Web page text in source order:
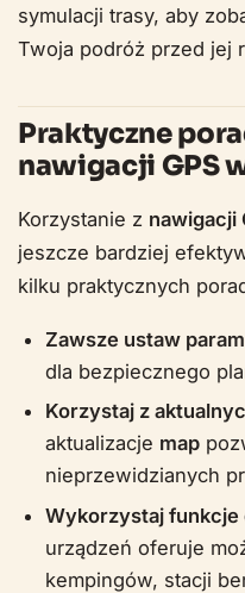
symulacji trasy, aby
Twoja podróż przed jej
Praktyczne
nawigacji GPS
Korzystanie z nawigacji
jeszcze bardziej
kilku praktycznych
Zawsze ustaw
dla bezpiecznego
Korzystaj z
aktualizacje map
nieprzewidzianych
Wykorzystaj funkcje
urządzeń oferuje
kempingów, stacji